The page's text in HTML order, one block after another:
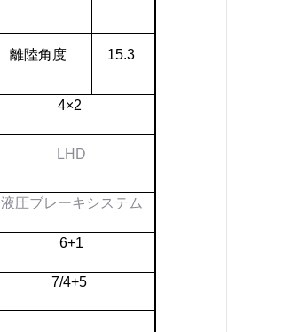
離陸角度 15.3
4×2
LHD
液圧ブレーキシステム
6+1
7/4+5